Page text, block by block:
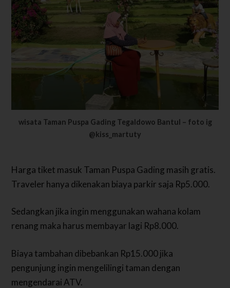
wisata Taman Puspa Gading Tegaldowo Bantul – foto ig
@kiss_martuty
Harga tiket masuk Taman Puspa Gading masih gratis.
Traveler hanya dikenakan biaya parkir saja Rp5.000.
Sedangkan jika ingin menggunakan wahana kolam
renang maka harus membayar lagi Rp8.000.
Biaya tambahan dibebankan Rp15.000 jika
pengunjung ingin mengelilingi taman dengan
mengendarai ATV.